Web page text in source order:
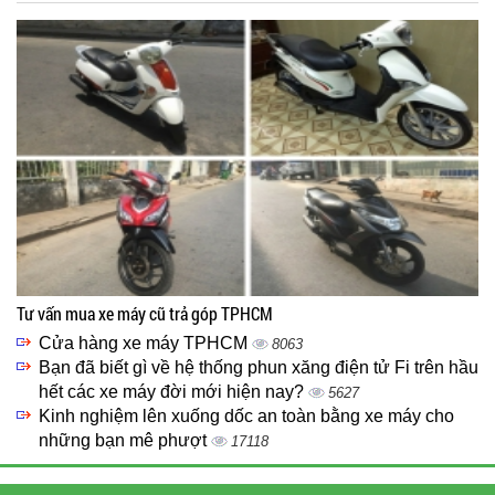
Tư vấn mua xe máy cũ trả góp TPHCM
Cửa hàng xe máy TPHCM 8063
Bạn đã biết gì về hệ thống phun xăng điện tử Fi trên hầu
hết các xe máy đời mới hiện nay?
5627
Kinh nghiệm lên xuống dốc an toàn bằng xe máy cho
những bạn mê phượt
17118